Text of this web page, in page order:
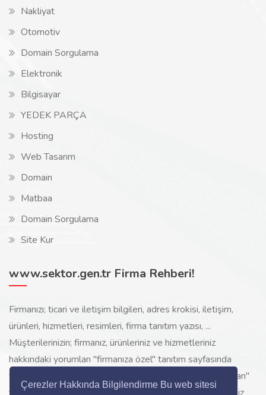
Çerezler Hakkında Bilgilendirme Bu web sitesi
Nakliyat
Otomotiv
Domain Sorgulama
Elektronik
Bilgisayar
YEDEK PARÇA
Hosting
Web Tasarım
Domain
Matbaa
Domain Sorgulama
Site Kur
www.sektor.gen.tr Firma Rehberi!
Firmanızı; ticari ve iletişim bilgileri, adres krokisi, iletişim,
ürünleri, hizmetleri, resimleri, firma tanıtım yazısı, ...
Müşterilerinizin; firmanız, ürünleriniz ve hizmetleriniz
hakkındaki yorumları "firmanıza özel" tanıtım sayfasında
toplanarak ürünlerinizi, hizmetlerinizi, internette "sizi arayan"